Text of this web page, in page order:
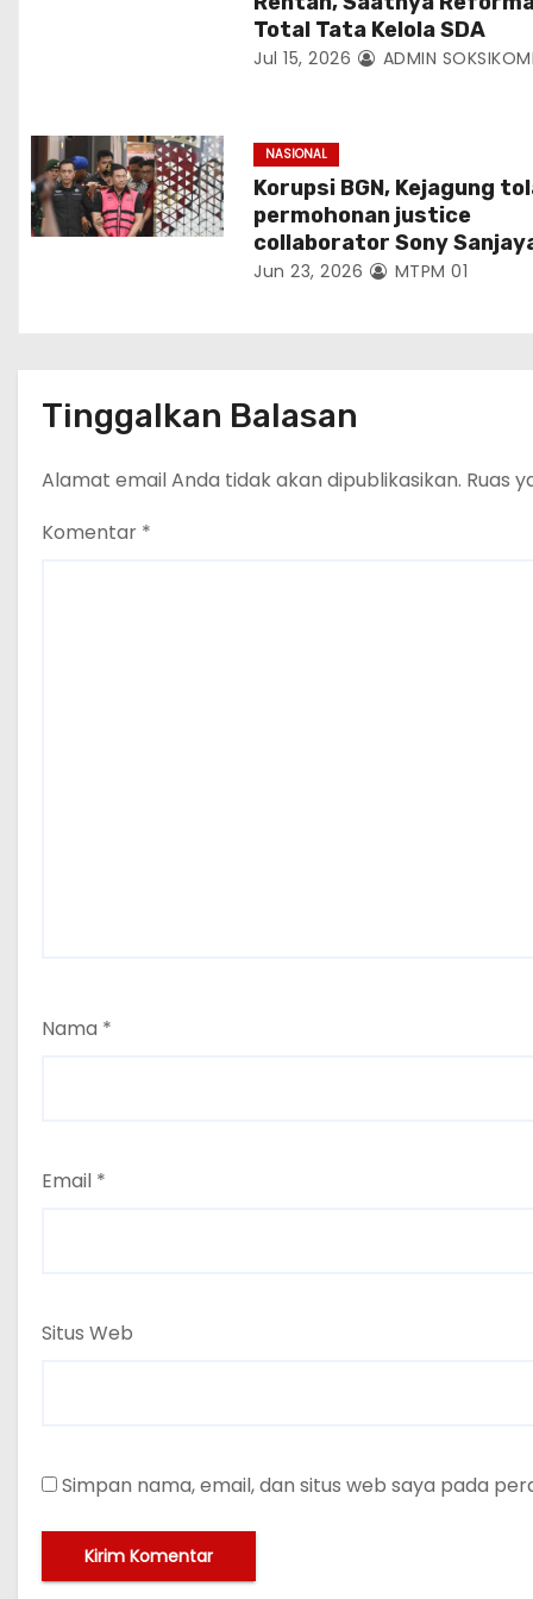
Total Tata Kelola SDA
Jul 15, 2026 ADMIN
NASIONAL
Korupsi BGN, Kejagung
permohonan justice
collaborator Sony
Jun 23, 2026 MTPM 01
Tinggalkan Balasan
Alamat email Anda tidak akan dipublikasikan. Ruas
Komentar *
Nama *
Email *
Situs Web
Simpan nama, email, dan situs web saya pada